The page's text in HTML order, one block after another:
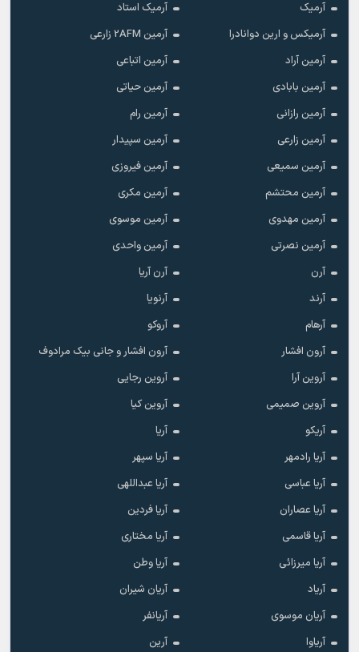
آرمیک
آرمیک استاد
آرمیکس و ارین دوانادرا
آرمین 2AFM زارعی
آرمین آراد
آرمین اتباعی
آرمین بابادی
آرمین حیاتی
آرمین رازانی
آرمین رام
آرمین زارعی
آرمین سپیدار
آرمین سمیعی
آرمین فیروزی
آرمین محتشم
آرمین مکری
آرمین مهدوی
آرمین موسوی
آرمین نصرتی
آرمین واحدی
آرن
آرن آریا
آرند
آرنویا
آرهام
آروکو
آرون افشار
آرون افشار و جانی بیک مرادوف
آروین آرا
آروین رجایی
آروین صمیمی
آروین کیا
آریکو
آریا
آریا رادمهر
آریا سپهر
آریا عباسی
آریا عبداللهی
آریا عصاران
آریا فردین
آریا قاسمی
آریا مختاری
آریا میرزائی
آریا وطن
آریاد
آریان شیران
آریان موسوی
آریانفر
آریاوا
آرین